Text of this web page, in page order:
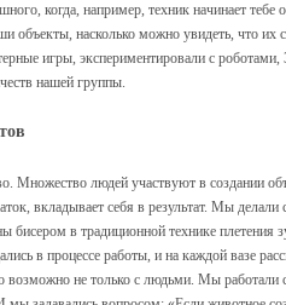
когда, например, техник начинает
объекты, насколько можно увидеть, что
игры, экспериментировали с
нашей группы.
Множество людей участвуют в создании
вкладывает себя в результат. Мы
в традиционной технике плетения
в процессе работы, и на каждой вазе
возможно не только с людьми. Мы